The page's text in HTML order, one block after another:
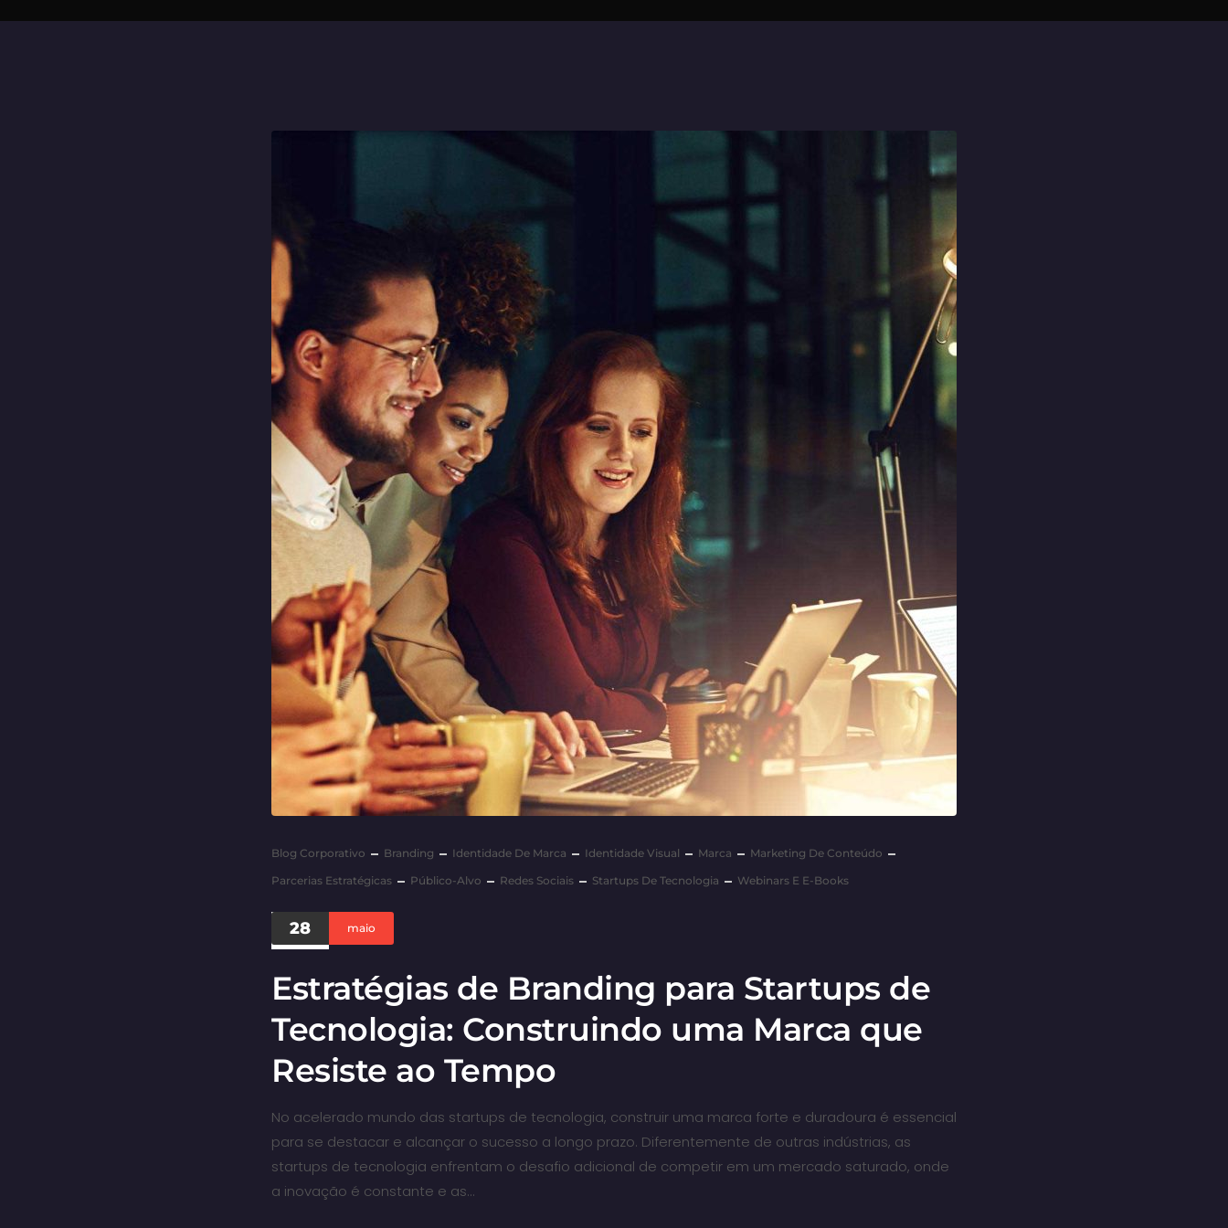
Blog Corporativo Branding Identidade De Marca Identidade Visual Marca
Marketing De Conteúdo
Parcerias Estratégicas
Público-Alvo Redes Sociais Startups De Tecnologia Webinars E E-Books
28 maio
Estratégias de Branding para Startups de
Tecnologia: Construindo uma Marca que
Resiste ao Tempo
No acelerado mundo das startups de tecnologia, construir uma marca forte e duradoura é essencial
para se destacar e alcançar o sucesso a longo prazo. Diferentemente de outras indústrias, as
startups de tecnologia enfrentam o desafio adicional de competir em um mercado saturado, onde
a inovação é constante e as…